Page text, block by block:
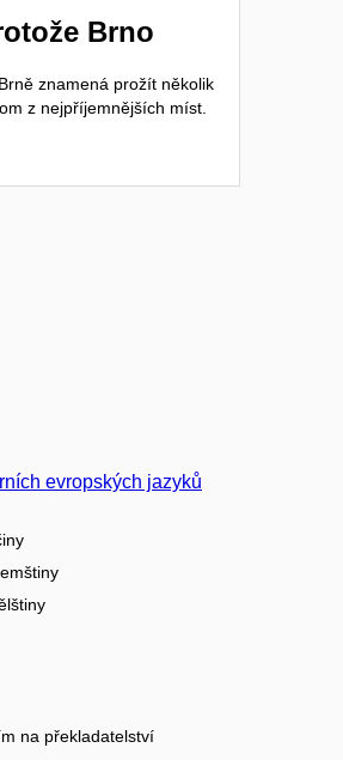
Brno
znamená prožít několik
z nejpříjemnějších míst.
evropských jazyků
na překladatelství